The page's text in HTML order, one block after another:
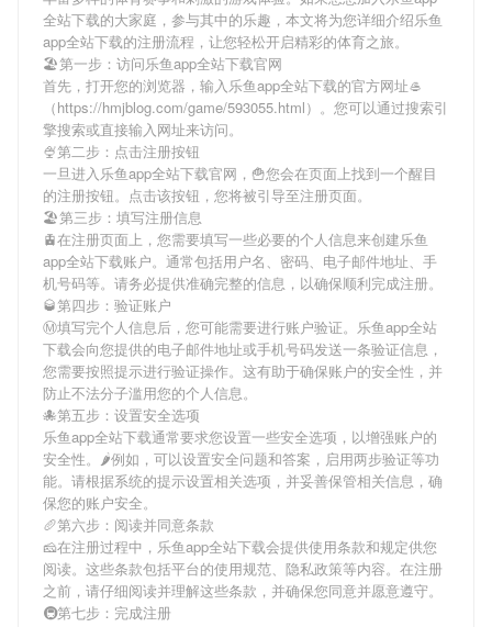
全站下载的大家庭，参与其中的乐趣，本文将为您详细介绍乐鱼
app全站下载的注册流程，让您轻松开启精彩的体育之旅。
🏖第一步：访问乐鱼app全站下载官网
首先，打开您的浏览器，输入乐鱼app全站下载的官方网址🥌
（https://hmjblog.com/game/593055.html）。您可以通过搜索引
擎搜索或直接输入网址来访问。
🍨第二步：点击注册按钮
一旦进入乐鱼app全站下载官网，🍟您会在页面上找到一个醒目
的注册按钮。点击该按钮，您将被引导至注册页面。
🏖第三步：填写注册信息
🚊在注册页面上，您需要填写一些必要的个人信息来创建乐鱼
app全站下载账户。通常包括用户名、密码、电子邮件地址、手
机号码等。请务必提供准确完整的信息，以确保顺利完成注册。
🥃第四步：验证账户
Ⓜ填写完个人信息后，您可能需要进行账户验证。 乐鱼app全站
下载会向您提供的电子邮件地址或手机号码发送一条验证信息，
您需要按照提示进行验证操作。这有助于确保账户的安全性，并
防止不法分子滥用您的个人信息。
🐙第五步：设置安全选项
乐鱼app全站下载通常要求您设置一些安全选项，以增强账户的
安全性。🌶例如，可以设置安全问题和答案，启用两步验证等功
能。请根据系统的提示设置相关选项，并妥善保管相关信息，确
保您的账户安全。
🥖第六步：阅读并同意条款
🧀在注册过程中， 乐鱼app全站下载会提供使用条款和规定供您
阅读。这些条款包括平台的使用规范、隐私政策等内容。在注册
之前，请仔细阅读并理解这些条款，并确保您同意并愿意遵守。
🚇第七步：完成注册